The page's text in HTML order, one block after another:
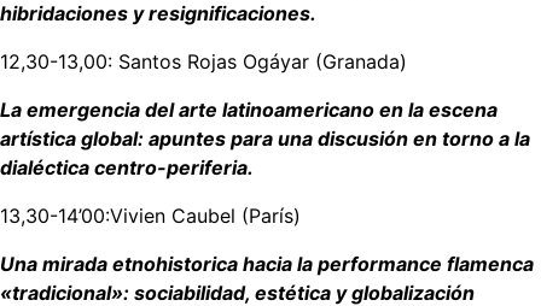
hibridaciones y resignificaciones.
12,30-13,00: Santos Rojas Ogáyar (Granada)
La emergencia del arte latinoamericano en la escena
artística global: apuntes para una discusión en torno a la
dialéctica centro-periferia.
13,30-14’00:Vivien Caubel (París)
Una mirada etnohistorica hacia la performance flamenca
«tradicional»: sociabilidad, estética y globalización